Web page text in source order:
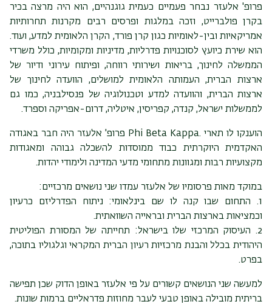
פרופ' אלעזר נבחר פעמיים כעמית גוגנהיים, הוא היה מרצה בכיר
בקרן פולברייט, וזכה במלגות ופרסים רבים מקרנות תחרותיות
אמריקאיות ובין-לאומיות כגון קרן פורד, הקרן הלאומית למדע, ועוד.
הוא שירת כיועץ לסוכנויות פדרליות, מדיניות ומקומיות, כולל משרדי
הממשלה לחינוך, בריאות ושירותי רווחה, ופיתוח עירוני ודיור של
ארצות הברית, העמותה הלאומית למושלים, הוועדה לחינוך של
ארצות הברית, והוועדה למדע וטכנולוגיה של פנסילבניה, כמו גם
לממשלות ישראל, קנדה, קפריסין, איטליה, דרום-אפריקה וספרד.
הוענקו לו תארי .Phi Beta Kappa פרופ' אלעזר היה חבר באגודה
האקדמית היוקרתית כבוד ממוסדות להשכלה גבוהה ומאגודות
מקצועיות רבות ומגוונות מתחומי מדעי המדינה ולימודי יהדות.
במוקד מאות פרסומיו של אלעזר עמדו שני נושאים מרכזיים:
1. התחום שבו קנה לו שם בינלאומי: ניתוח הפדרליזם כרעיון
וכמציאות בארצות הברית ובראייה השוואתית.
2. העיסוק המרכזי שלו בישראל: תחייתה של המסורת הפוליטית
היהודית בכלל והבנת מרכזיות רעיון הברית המקראי וגלגוליו בתוכה,
בפרט.
למעשה שני הנושאים קשורים על פי אלעזר באופן הדוק שכן תפישה
בריתית מובילה באופן טבעי לעבר מחוזות פדראליים ברמות שונות.